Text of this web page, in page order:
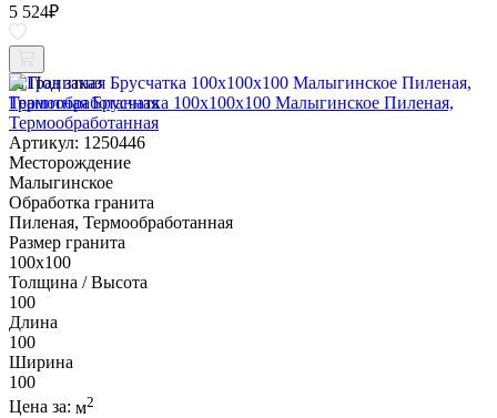
5 524₽
Под заказ
Гранитная Брусчатка 100х100x100 Малыгинское Пиленая,
Термообработанная
Артикул: 1250446
Месторождение
Малыгинское
Обработка гранита
Пиленая, Термообработанная
Размер гранита
100х100
Толщина / Высота
100
Длина
100
Ширина
100
Цена за: м2